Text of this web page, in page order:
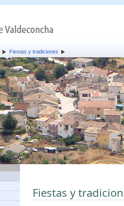
Fiestas y tradiciones
Fiestas y